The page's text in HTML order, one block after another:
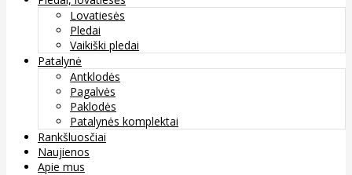
Lovatiesės
Pledai
Vaikiški pledai
Patalynė
Antklodės
Pagalvės
Paklodės
Patalynės komplektai
Rankšluosčiai
Naujienos
Apie mus